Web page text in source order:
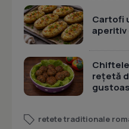
Cartofi
aperitiv
rețetă
retete traditionale